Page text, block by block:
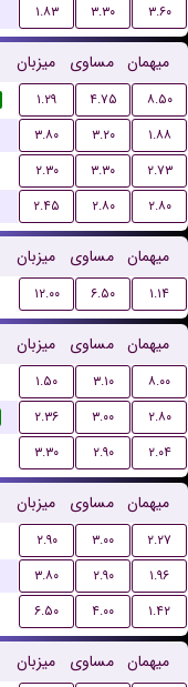
۱.۸۳ ۳.۳۰ ۳.۶۰
میزبان مساوی میهمان
۱.۲۹ ۴.۷۵
۸.۵۰
۳.۸۰ ۳.۲۰
۱.۸۸
۲.۳۰ ۳.۳۰
۲.۷۳
۲.۴۵ ۲.۸۰ ۲.۸۰
میزبان مساوی میهمان
۱۲.۰۰ ۶.۵۰ ۱.۱۴
میزبان مساوی میهمان
۱.۵۰ ۳.۱۰
۸.۰۰
۲.۳۶ ۳.۰۰
۲.۸۰
۳.۳۰ ۲.۹۰ ۲.۰۴
میزبان مساوی میهمان
۲.۹۰ ۳.۰۰
۲.۲۷
۳.۸۰ ۲.۹۰
۱.۹۶
۶.۵۰ ۴.۰۰ ۱.۴۲
میزبان مساوی میهمان